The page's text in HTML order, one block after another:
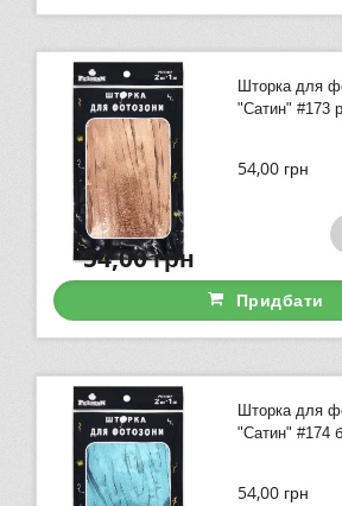
Шторка для
"Сатин" #173
54,00 грн
54,00грн
Придбати
Шторка для
"Сатин" #174
54,00 грн